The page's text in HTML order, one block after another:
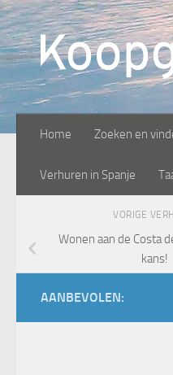
Doorgaan naar inhoud
Home Zoeken en
Verhuren in Spanje
VORIGE
Wonen aan de Costa
kans!
AANBEVOLEN: